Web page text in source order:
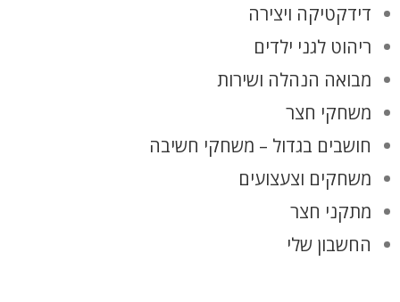
דידקטיקה ויצירה
ריהוט לגני ילדים
מבואה הנהלה ושירות
משחקי חצר
חושבים בגדול – משחקי חשיבה
משחקים וצעצועים
מתקני חצר
החשבון שלי